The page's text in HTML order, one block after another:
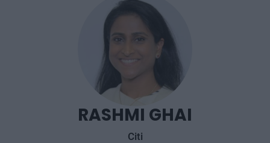
RASHMI GHAI
Citi